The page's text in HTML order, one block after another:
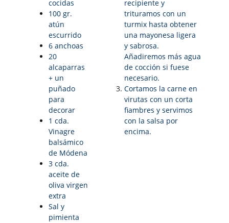
cocidas
100 gr.
atún
escurrido
6 anchoas
20
alcaparras
+ un
puñado
para
decorar
1 cda.
Vinagre
balsámico
de Módena
3 cda.
aceite de
oliva virgen
extra
Sal y
pimienta
recipiente y
trituramos con un
turmix hasta obtener
una mayonesa ligera
y sabrosa.
Añadiremos más agua
de cocción si fuese
necesario.
Cortamos la carne en
virutas con un corta
fiambres y servimos
con la salsa por
encima.